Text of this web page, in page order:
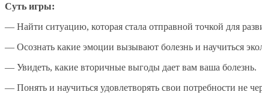
Суть игры:
— Найти ситуацию, которая стала отправной точкой для
— Осознать какие эмоции вызывают болезнь и научиться
— Увидеть, какие вторичные выгоды дает вам ваша болезнь.
— Понять и научиться удовлетворять свои потребности не